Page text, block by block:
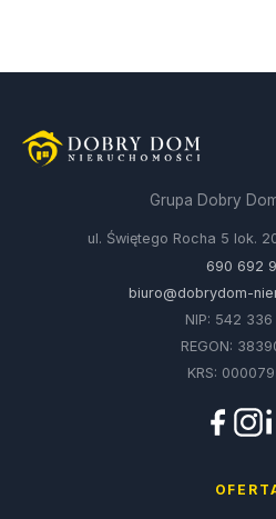
Grupa Dobry
ul. Świętego Rocha 5 lok.
690 692
biuro@dobrydom-
NIP: 542 336
REGON:
KRS: